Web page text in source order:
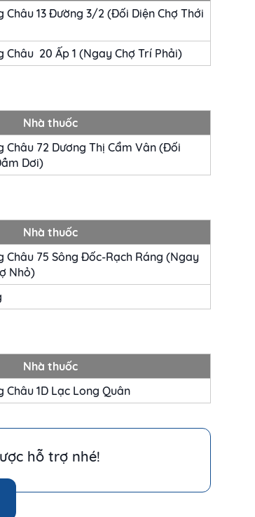
Châu 13 Đường 3/2 (Đối Diện Chợ Thới
Châu 20 Ấp 1 (Ngay Chợ Trí Phải)
Nhà thuốc
Châu 72 Dương Thị Cẩm Vân (Đối
Dơi)
Nhà thuốc
Châu 75 Sông Đốc-Rạch Ráng (Ngay
Nhỏ)
Nhà thuốc
Châu 1D Lạc Long Quân
hỗ trợ nhé!